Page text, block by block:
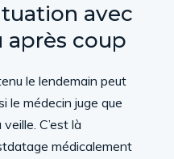
avec
après coup
le lendemain peut
le médecin juge que
C’est là
médicalement